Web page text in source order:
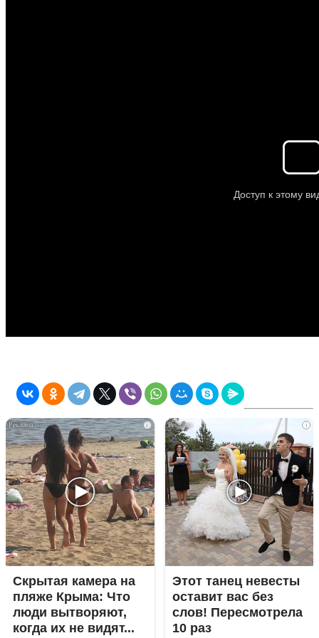
i
Скрытая камера на
пляже Крыма: Что
люди вытворяют,
когда их не видят...
i
Этот танец невесты
оставит вас без
слов! Пересмотрела
10 раз